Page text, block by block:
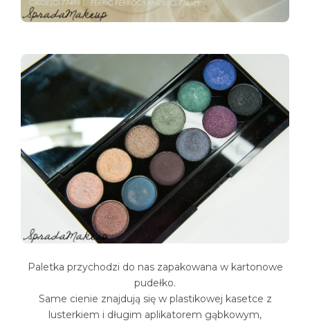
Paletka przychodzi do nas zapakowana w kartonowe
pudełko.
Same cienie znajdują się w plastikowej kasetce z
lusterkiem i długim aplikatorem gąbkowym,